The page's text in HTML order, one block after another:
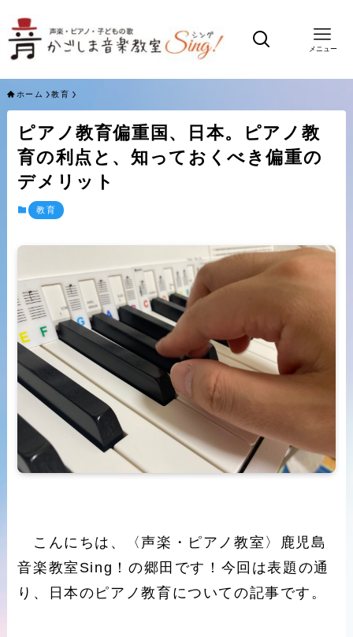
メニュー
ホーム 教育
ピアノ教育偏重国、日本。ピアノ教
育の利点と、知っておくべき偏重の
デメリット
教育
こんにちは、〈声楽・ピアノ教室〉鹿児島
音楽教室Sing！の郷田です！今回は表題の通
り、日本のピアノ教育についての記事です。